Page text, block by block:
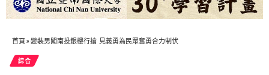
首頁 » 變裝男闖南投銀樓行搶 見義勇為民眾奮勇合力制伏
綜合